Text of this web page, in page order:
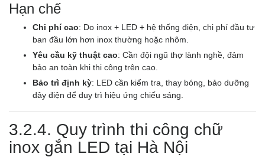
Hạn chế
Chi phí cao: Do inox + LED + hệ thống điện, chi phí đầu tư
ban đầu lớn hơn inox thường hoặc nhôm.
Yêu cầu kỹ thuật cao: Cần đội ngũ thợ lành nghề, đảm
bảo an toàn khi thi công trên cao.
Bảo trì định kỳ: LED cần kiểm tra, thay bóng, bảo dưỡng
dây điện để duy trì hiệu ứng chiếu sáng.
3.2.4. Quy trình thi công chữ
inox gắn LED tại Hà Nội